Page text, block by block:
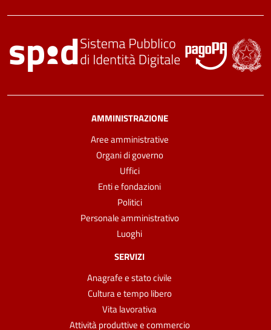
AMMINISTRAZIONE
Aree amministrative
Organi di governo
Uffici
Enti e fondazioni
Politici
Personale amministrativo
Luoghi
SERVIZI
Anagrafe e stato civile
Cultura e tempo libero
Vita lavorativa
Attività produttive e commercio